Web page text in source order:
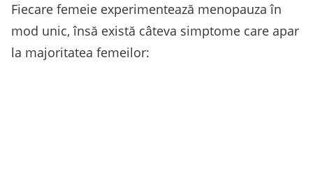
Fiecare femeie experimentează menopauza în
mod unic, însă există câteva simptome care apar
la majoritatea femeilor: